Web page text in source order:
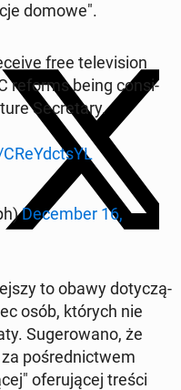
domowe".
free te­le­vi­sion
reforms being con­si­
Se­cre­ta­ry.
De­cem­ber 16,
to obawy do­ty­czą­
osób, których nie
Su­ge­ro­wa­no, że
za po­śred­nic­twem
ofe­ru­ją­cej treści